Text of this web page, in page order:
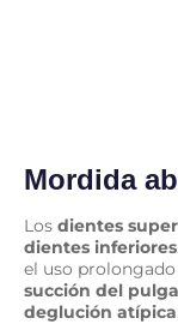
Mordida
Los dientes
dientes inferiores
el uso prolongado
succión del
deglución atípica